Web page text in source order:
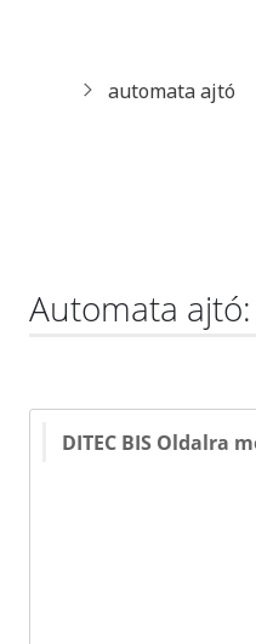
automata ajtó
Automata ajtó:
DITEC BIS Oldalra